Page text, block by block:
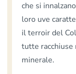
che si
loro uve
il terroir del
tutte racchiuse
minerale.